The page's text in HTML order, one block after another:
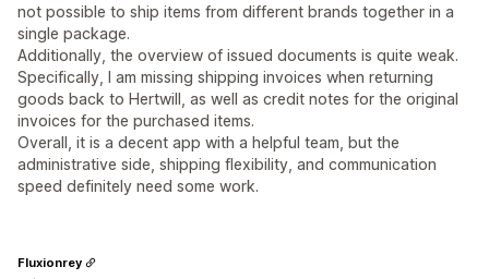
not possible to ship items from different brands together in a
single package.
​Additionally, the overview of issued documents is quite weak.
Specifically, I am missing shipping invoices when returning
goods back to Hertwill, as well as credit notes for the original
invoices for the purchased items.
​Overall, it is a decent app with a helpful team, but the
administrative side, shipping flexibility, and communication
speed definitely need some work.
Fluxionrey